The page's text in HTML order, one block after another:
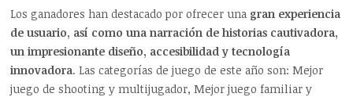
Los ganadores han destacado por ofrecer una gran experiencia
de usuario, así como una narración de historias cautivadora,
un impresionante diseño, accesibilidad y tecnología
innovadora. Las categorías de juego de este año son: Mejor
juego de shooting y multijugador, Mejor juego familiar y